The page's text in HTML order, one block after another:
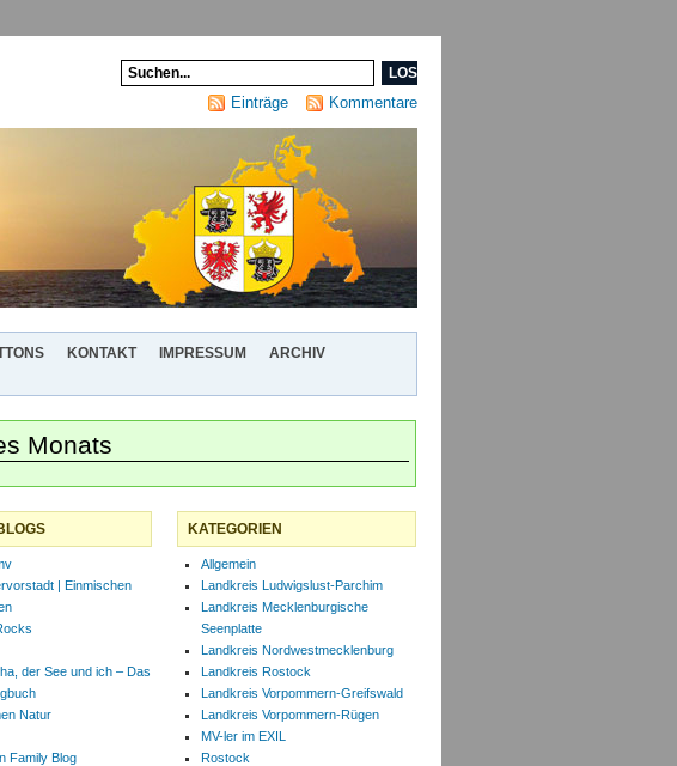
Einträge Kommentare
KONTAKT IMPRESSUM
ARCHIV
Monats
| Einmischen
der See und ich – Das
Natur
Family Blog
KATEGORIEN
Allgemein
Landkreis Ludwigslust-Parchim
Landkreis Mecklenburgische
Seenplatte
Landkreis Nordwestmecklenburg
Landkreis Rostock
Landkreis Vorpommern-Greifswald
Landkreis Vorpommern-Rügen
MV-ler im EXIL
Rostock